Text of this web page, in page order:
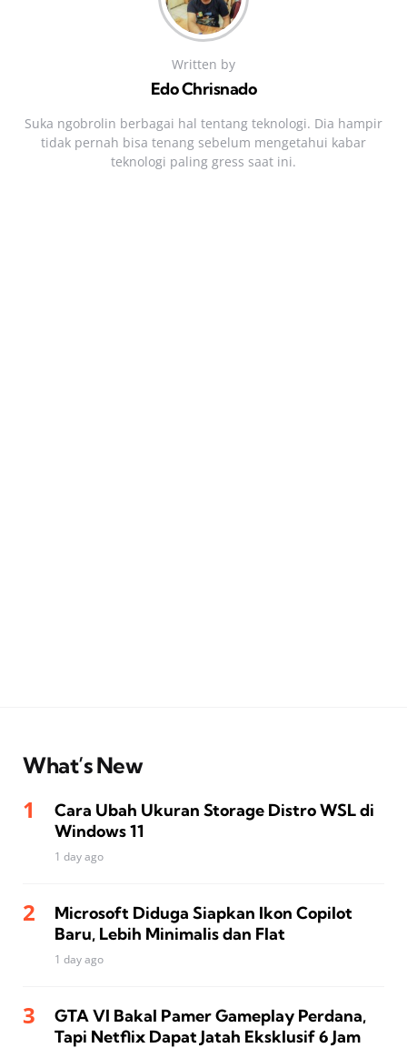
Written by
Edo Chrisnado
Suka ngobrolin berbagai hal tentang teknologi. Dia hampir
tidak pernah bisa tenang sebelum mengetahui kabar
teknologi paling gress saat ini.
What’s New
Cara Ubah Ukuran Storage Distro WSL di
Windows 11
1 day ago
Microsoft Diduga Siapkan Ikon Copilot
Baru, Lebih Minimalis dan Flat
1 day ago
GTA VI Bakal Pamer Gameplay Perdana,
Tapi Netflix Dapat Jatah Eksklusif 6 Jam